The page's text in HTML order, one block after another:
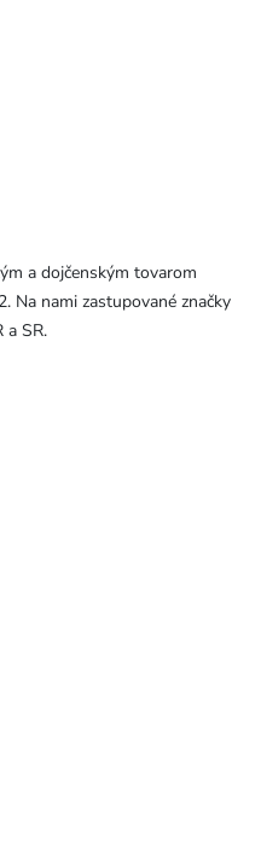
a dojčenským tovarom
Na nami zastupované značky
a SR.